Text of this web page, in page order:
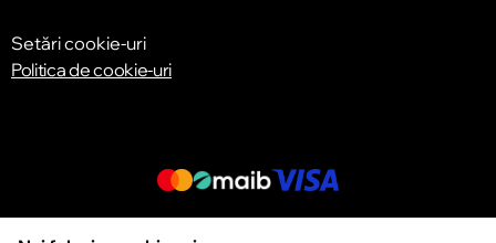
Setări cookie-uri
Politica de cookie-uri
© 2013 – 2026 ECOM